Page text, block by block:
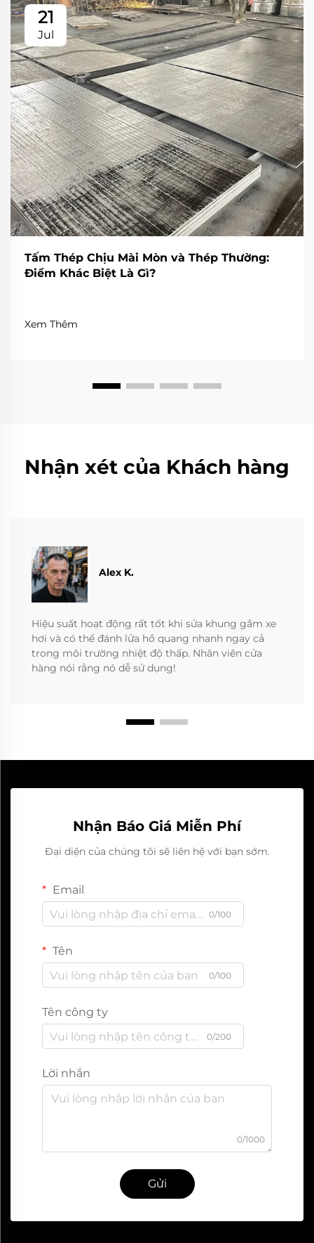
21
Jul
Tấm Thép Chịu Mài Mòn và Thép Thường:
Điểm Khác Biệt Là Gì?
Xem Thêm
Nhận xét của Khách hàng
Alex K.
Hiệu suất hoạt động rất tốt khi sửa khung gầm xe
hơi và có thể đánh lửa hồ quang nhanh ngay cả
trong môi trường nhiệt độ thấp. Nhân viên cửa
hàng nói rằng nó dễ sử dụng!
Nhận Báo Giá Miễn Phí
Đại diện của chúng tôi sẽ liên hệ với bạn sớm.
Email
0/100
Tên
0/100
Tên công ty
0/200
Lời nhắn
0/1000
Gửi